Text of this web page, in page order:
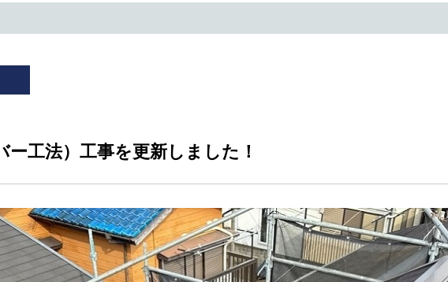
ー工法）工事を更新しました！